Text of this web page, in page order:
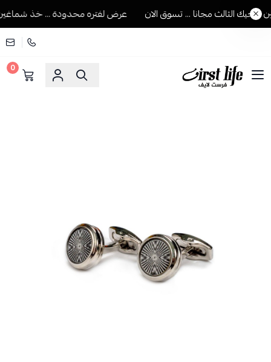
الثالث مجانا ... تسوق الان عرض لفتره محدودة ... خذ شماغين
فرست لايف للمستلزمات الرجالية
0